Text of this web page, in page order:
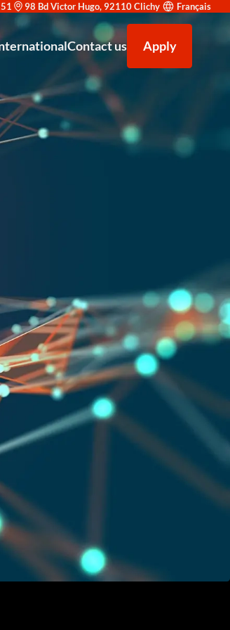
98 Bd Victor Hugo, 92110 Clichy Français
prestigieuse
trouvez le parcours adapté à votre objectif
supérieur système et réseau
d’infrastructures sécurisées
et Haute Disponibilité Niveau 7 CEC
et Déploiement de Solutions IA - Niveau 7
la recherche d'alternance
partners
de contrats
AWAF (Application Web Application Firewall)
Microsoft Office 365
F5 LTM (Local Traffic Manager)
Analyste SOC Niveau Initiation
Threat Hunting et Investigation Forensique
aux Incidents et Crisis Management
Fondamentaux Cloud AWS et Azure
Architecture et Sécurité Cloud
Migration et Gestion Infrastructure Cloud
Conteneurisation Docker et Kubernetes
Continue et Déploiement Continu (CI/CD)
as Code avec Terraform et Ansible
Automatisation Réseau avec Python
Defined Networking (SDN) et SD-WAN
Venir étudier à Redsup
Contact us Apply